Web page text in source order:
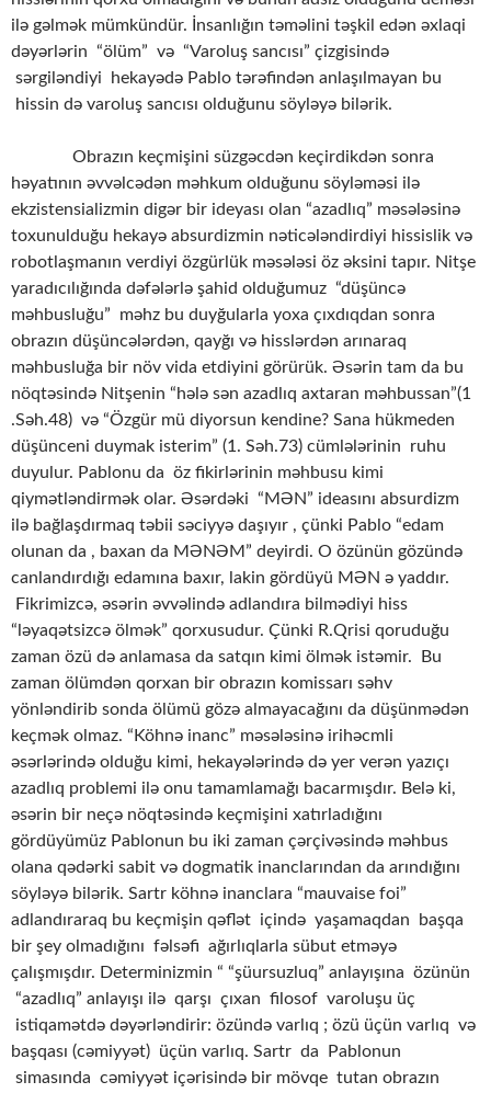
ilə gəlmək mümkündür. İnsanlığın təməlini təşkil edən əxlaqi
dəyərlərin “ölüm” və “Varoluş sancısı” çizgisində
sərgiləndiyi hekayədə Pablo tərəfindən anlaşılmayan bu
hissin də varoluş sancısı olduğunu söyləyə bilərik.
Obrazın keçmişini süzgəcdən keçirdikdən sonra
həyatının əvvəlcədən məhkum olduğunu söyləməsi ilə
ekzistensializmin digər bir ideyası olan “azadlıq” məsələsinə
toxunulduğu hekayə absurdizmin nəticələndirdiyi hissislik və
robotlaşmanın verdiyi özgürlük məsələsi öz əksini tapır. Nitşe
yaradıcılığında dəfələrlə şahid olduğumuz “düşüncə
məhbusluğu” məhz bu duyğularla yoxa çıxdıqdan sonra
obrazın düşüncələrdən, qayğı və hisslərdən arınaraq
məhbusluğa bir növ vida etdiyini görürük. Əsərin tam da bu
nöqtəsində Nitşenin “hələ sən azadlıq axtaran məhbussan”(1
.Səh.48) və “Özgür mü diyorsun kendine? Sana hükmeden
düşünceni duymak isterim” (1. Səh.73) cümlələrinin ruhu
duyulur. Pablonu da öz fikirlərinin məhbusu kimi
qiymətləndirmək olar. Əsərdəki “MƏN” ideasını absurdizm
ilə bağlaşdırmaq təbii səciyyə daşıyır , çünki Pablo “edam
olunan da , baxan da MƏNƏM” deyirdi. O özünün gözündə
canlandırdığı edamına baxır, lakin gördüyü MƏN ə yaddır.
Fikrimizcə, əsərin əvvəlində adlandıra bilmədiyi hiss
“ləyaqətsizcə ölmək” qorxusudur. Çünki R.Qrisi qoruduğu
zaman özü də anlamasa da satqın kimi ölmək istəmir. Bu
zaman ölümdən qorxan bir obrazın komissarı səhv
yönləndirib sonda ölümü gözə almayacağını da düşünmədən
keçmək olmaz. “Köhnə inanc” məsələsinə irihəcmli
əsərlərində olduğu kimi, hekayələrində də yer verən yazıçı
azadlıq problemi ilə onu tamamlamağı bacarmışdır. Belə ki,
əsərin bir neçə nöqtəsində keçmişini xatırladığını
gördüyümüz Pablonun bu iki zaman çərçivəsində məhbus
olana qədərki sabit və dogmatik inanclarından da arındığını
söyləyə bilərik. Sartr köhnə inanclara “mauvaise foi”
adlandıraraq bu keçmişin qəflət içində yaşamaqdan başqa
bir şey olmadığını fəlsəfi ağırlıqlarla sübut etməyə
çalışmışdır. Determinizmin “ “şüursuzluq” anlayışına özünün
“azadlıq” anlayışı ilə qarşı çıxan filosof varoluşu üç
istiqamətdə dəyərləndirir: özündə varlıq ; özü üçün varlıq və
başqası (cəmiyyət) üçün varlıq. Sartr da Pablonun
simasında cəmiyyət içərisində bir mövqe tutan obrazın